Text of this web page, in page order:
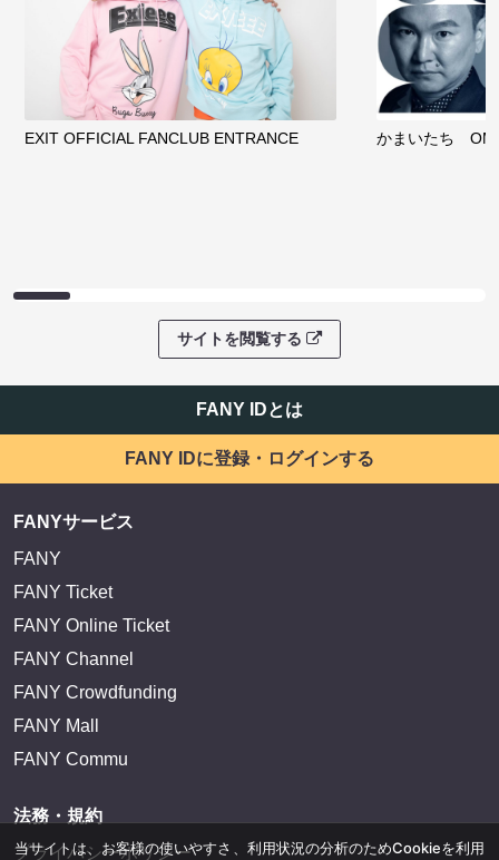
EXIT OFFICIAL FANCLUB ENTRANCE かまいたち
サイトを閲覧する
FANY IDとは
FANY IDに登録・ログインする
FANYサービス
FANY
FANY Ticket
FANY Online Ticket
FANY Channel
FANY Crowdfunding
FANY Mall
FANY Commu
法務・規約
プライバシーポリシー
当サイトは、お客様の使いやすさ、利用状況の分析のためCookieを利用